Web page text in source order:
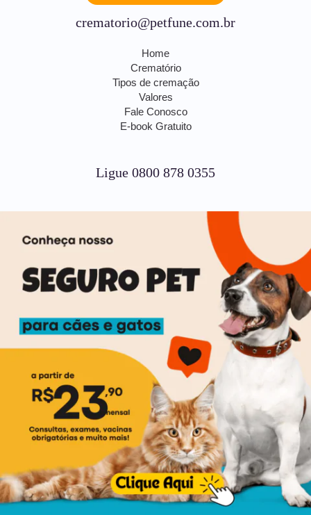
crematorio@petfune.com.br
Home
Crematório
Tipos de cremação
Valores
Fale Conosco
E-book Gratuito
Ligue 0800 878 0355